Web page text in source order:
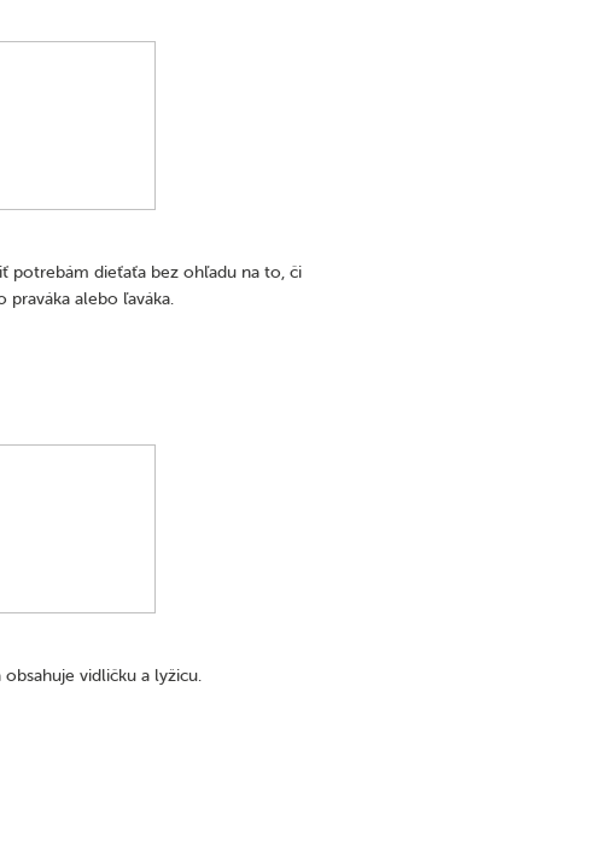
potrebám dieťaťa bez ohľadu na to, či
praváka alebo ľaváka.
obsahuje vidličku a lyžicu.